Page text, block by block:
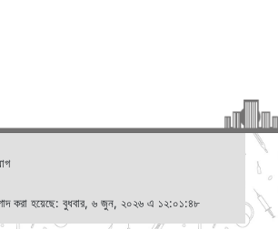
করা হয়েছে: বুধবার, ৬ জুন, ২০২৬ এ ১২:০১:৪৮